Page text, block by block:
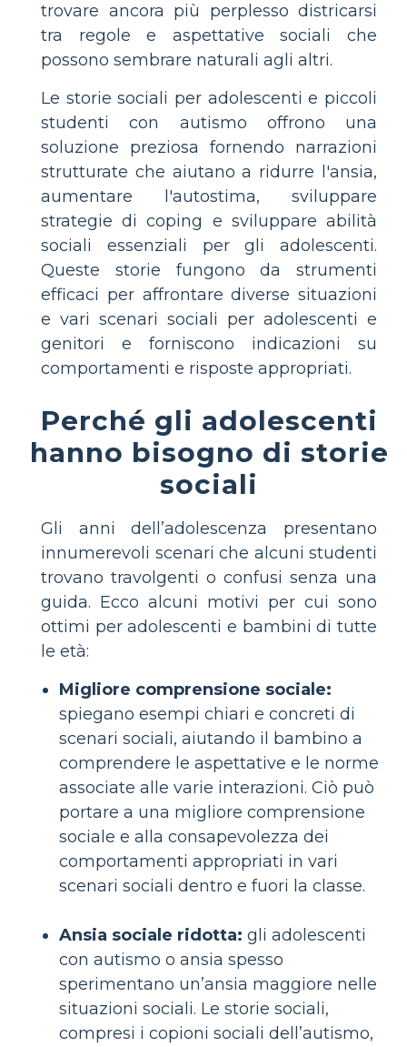
trovare ancora più perplesso districarsi
tra regole e aspettative sociali che
possono sembrare naturali agli altri.
Le storie sociali per adolescenti e piccoli
studenti con autismo offrono una
soluzione preziosa fornendo narrazioni
strutturate che aiutano a ridurre l'ansia,
aumentare l'autostima, sviluppare
strategie di coping e sviluppare abilità
sociali essenziali per gli adolescenti.
Queste storie fungono da strumenti
efficaci per affrontare diverse situazioni
e vari scenari sociali per adolescenti e
genitori e forniscono indicazioni su
comportamenti e risposte appropriati.
Perché gli adolescenti
hanno bisogno di storie
sociali
Gli anni dell’adolescenza presentano
innumerevoli scenari che alcuni studenti
trovano travolgenti o confusi senza una
guida. Ecco alcuni motivi per cui sono
ottimi per adolescenti e bambini di tutte
le età:
Migliore comprensione sociale:
spiegano esempi chiari e concreti di
scenari sociali, aiutando il bambino a
comprendere le aspettative e le norme
associate alle varie interazioni. Ciò può
portare a una migliore comprensione
sociale e alla consapevolezza dei
comportamenti appropriati in vari
scenari sociali dentro e fuori la classe.
Ansia sociale ridotta: gli adolescenti
con autismo o ansia spesso
sperimentano un’ansia maggiore nelle
situazioni sociali. Le storie sociali,
compresi i copioni sociali dell’autismo,